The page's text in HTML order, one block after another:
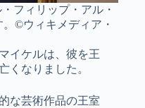
フィリップ・アル・
©ウィキメディア・
イケルは、彼を王
くなりました。
な芸術作品の王室